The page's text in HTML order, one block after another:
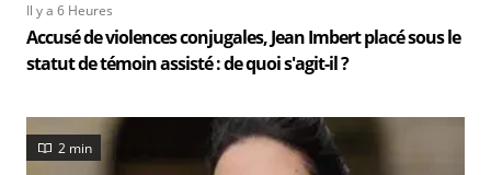
Il y a 6 Heures
Accusé de violences conjugales, Jean Imbert placé sous le
statut de témoin assisté : de quoi s'agit-il ?
2 min